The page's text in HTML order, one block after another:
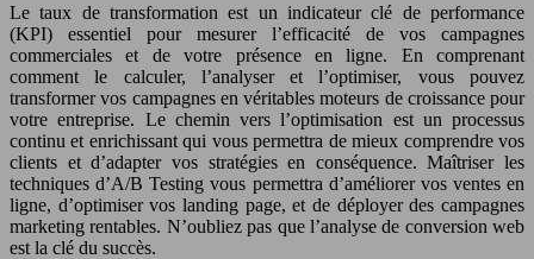
Le taux de transformation est un indicateur clé de performance
(KPI) essentiel pour mesurer l’efficacité de vos campagnes
commerciales et de votre présence en ligne. En comprenant
comment le calculer, l’analyser et l’optimiser, vous pouvez
transformer vos campagnes en véritables moteurs de croissance pour
votre entreprise. Le chemin vers l’optimisation est un processus
continu et enrichissant qui vous permettra de mieux comprendre vos
clients et d’adapter vos stratégies en conséquence. Maîtriser les
techniques d’A/B Testing vous permettra d’améliorer vos ventes en
ligne, d’optimiser vos landing page, et de déployer des campagnes
marketing rentables. N’oubliez pas que l’analyse de conversion web
est la clé du succès.